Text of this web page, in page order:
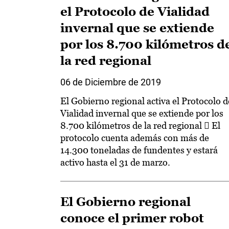
el Protocolo de Vialidad
invernal que se extiende
por los 8.700 kilómetros
la red regional
06 de Diciembre de 2019
El Gobierno regional activa el Protocolo
Vialidad invernal que se extiende por los
8.700 kilómetros de la red regional  El
protocolo cuenta además con más de
14.300 toneladas de fundentes y estará
activo hasta el 31 de marzo.
El Gobierno regional
conoce el primer robot